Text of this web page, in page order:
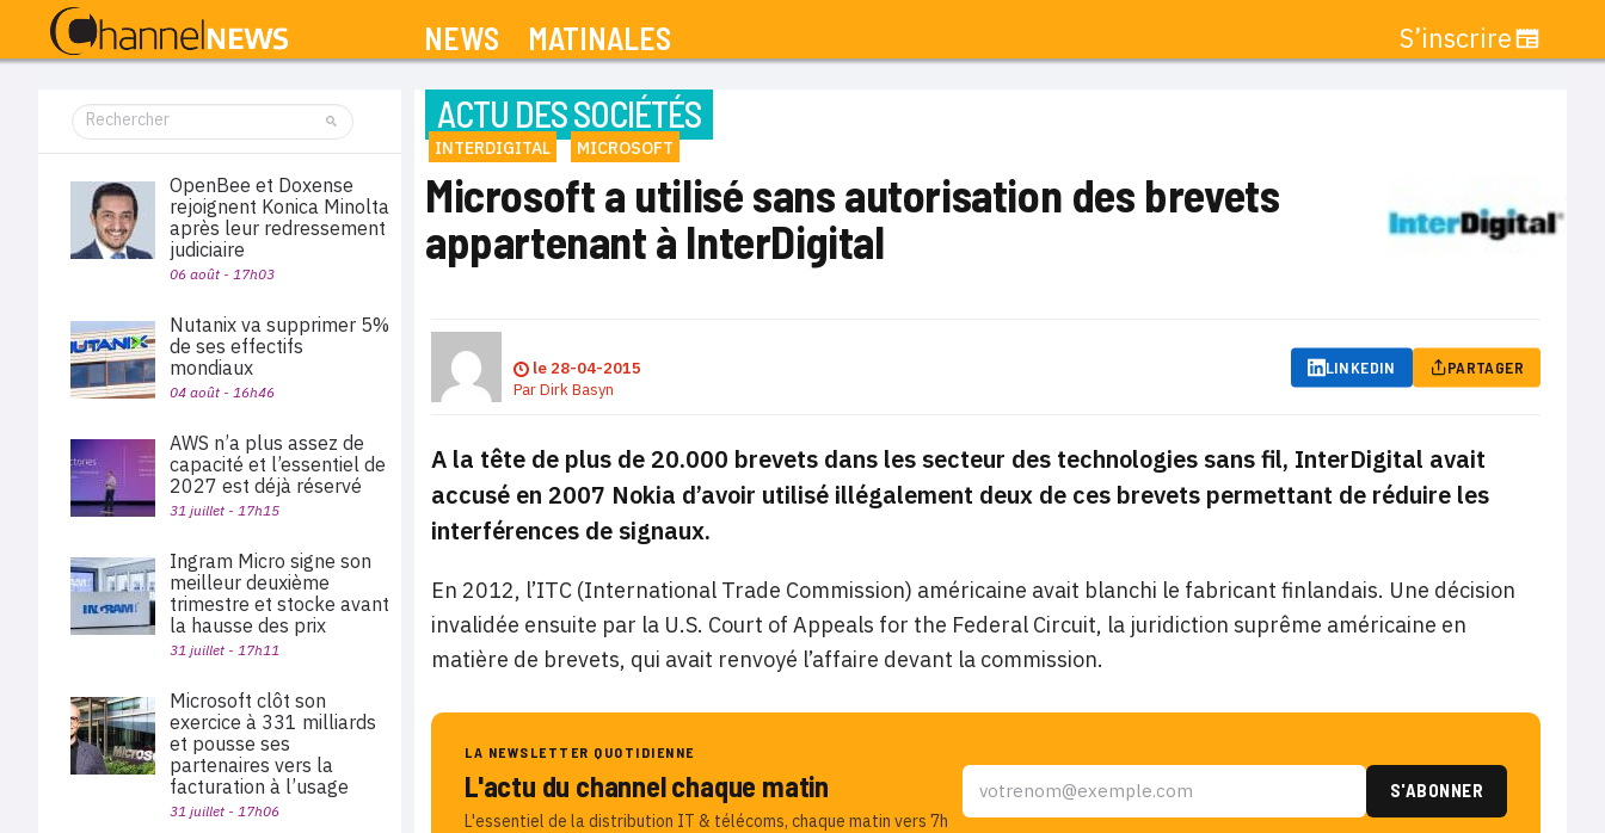
NEWS MATINALES S’inscrire
ACTU DES SOCIÉTÉS
INTERDIGITAL MICROSOFT
Microsoft a utilisé sans autorisation des brevets
appartenant à InterDigital
le 28-04-2015
ParDirk Basyn
LINKEDIN PARTAGER
A la tête de plus de 20.000 brevets dans les secteur des technologies sans fil, InterDigital avait
accusé en 2007 Nokia d’avoir utilisé illégalement deux de ces brevets permettant de réduire les
interférences de signaux.
En 2012, l’ITC (International Trade Commission) américaine avait blanchi le fabricant finlandais. Une décision
invalidée ensuite par la U.S. Court of Appeals for the Federal Circuit, la juridiction suprême américaine en
matière de brevets, qui avait renvoyé l’affaire devant la commission.
LA NEWSLETTER QUOTIDIENNE
L'actu du channel chaque matin
L'essentiel de la distribution IT & télécoms, chaque matin vers 7h
OpenBee et Doxense
rejoignent Konica Minolta
après leur redressement
judiciaire
06 août - 17h03
Nutanix va supprimer 5%
de ses effectifs
mondiaux
04 août - 16h46
AWS n’a plus assez de
capacité et l’essentiel de
2027 est déjà réservé
31 juillet - 17h15
Ingram Micro signe son
meilleur deuxième
trimestre et stocke avant
la hausse des prix
31 juillet - 17h11
Microsoft clôt son
exercice à 331 milliards
et pousse ses
partenaires vers la
facturation à l’usage
31 juillet - 17h06